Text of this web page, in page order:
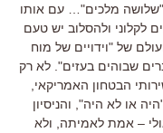
"שלושה מלכים"… עם אותו
לקלוני ולהסלוב יש טעם
של "וידויים של מוח
שבוהים בעזים". לא רק
הבטחון האמריקאי,
או לא היה", והניסיון
– אמת לאמיתה, ולא